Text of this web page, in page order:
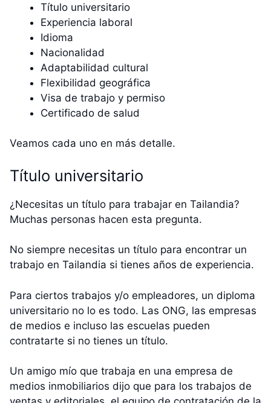
Título universitario
Experiencia laboral
Idioma
Nacionalidad
Adaptabilidad cultural
Flexibilidad geográfica
Visa de trabajo y permiso
Certificado de salud
Veamos cada uno en más detalle.
Título universitario
¿Necesitas un título para trabajar en Tailandia?
Muchas personas hacen esta pregunta.
No siempre necesitas un título para encontrar un
trabajo en Tailandia si tienes años de experiencia.
Para ciertos trabajos y/o empleadores, un diploma
universitario no lo es todo. Las ONG, las empresas
de medios e incluso las escuelas pueden
contratarte si no tienes un título.
Un amigo mío que trabaja en una empresa de
medios inmobiliarios dijo que para los trabajos de